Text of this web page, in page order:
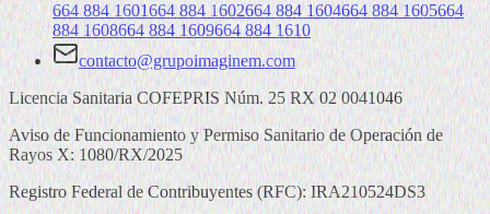
664 8841601664 8841602664 8841604664 8841605664
8841608664 8841609664 8841610
contacto@grupoimaginem.com
Licencia Sanitaria COFEPRIS Núm. 25 RX 02 0041046
Aviso de Funcionamiento y Permiso Sanitario de Operación de
Rayos X: 1080/RX/2025
Registro Federal de Contribuyentes (RFC): IRA210524DS3